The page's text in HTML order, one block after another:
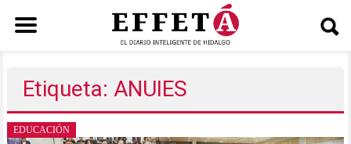
contenidoEtiqueta: ANUIES
EDUCACIÓN